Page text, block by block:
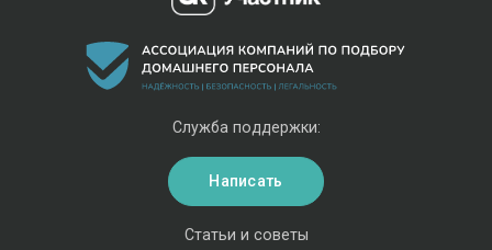
Статьи и советы
Служба поддержки:
Написать